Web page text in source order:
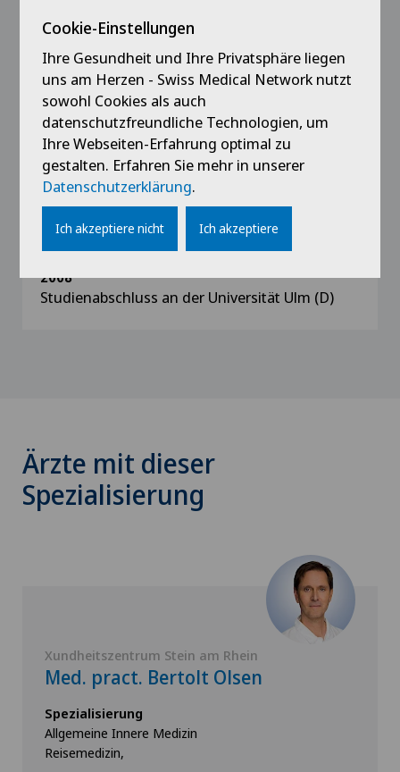
2013
Promotion Universität Ulm
2010 - 2013
Assistenzärztin Psychosomatik Luisenklinik Bad
Dürrheim (D)
2009 - 2010
Assistenzärztin Innere Medizin Kantonsspital
Schaffhausen
2008
Studienabschluss an der Universität Ulm (D)
Ärzte mit dieser
Spezialisierung
Xundheitszentrum Stein am Rhein
Med. pract. Bertolt Olsen
Spezialisierung
Allgemeine Innere Medizin
Reisemedizin,
Cookie-Einstellungen
Ihre Gesundheit und Ihre Privatsphäre liegen
uns am Herzen - Swiss Medical Network nutzt
sowohl Cookies als auch
datenschutzfreundliche Technologien, um
Ihre Webseiten-Erfahrung optimal zu
gestalten. Erfahren Sie mehr in unserer
Datenschutzerklärung.
Ich akzeptiere nicht Ich akzeptiere